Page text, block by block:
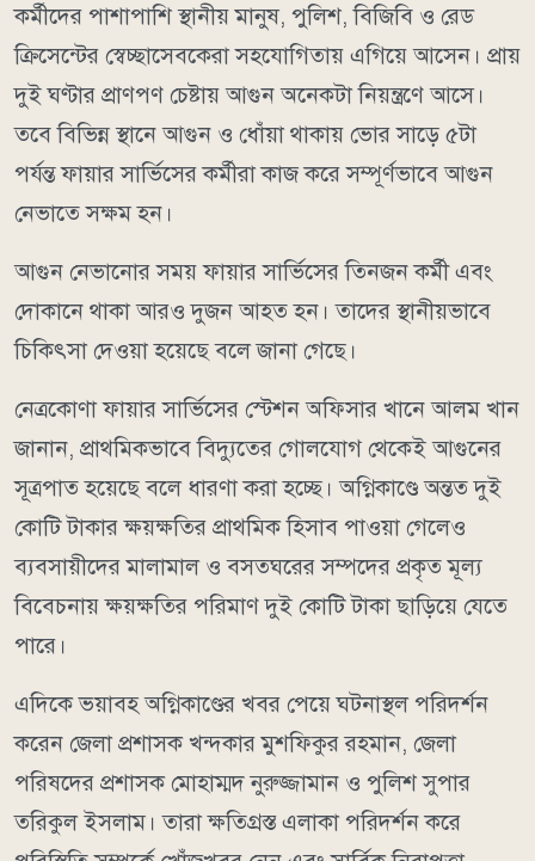
কর্মীদের পাশাপাশি স্থানীয় মানুষ, পুলিশ, বিজিবি ও রেড
ক্রিসেন্টের স্বেচ্ছাসেবকেরা সহযোগিতায় এগিয়ে আসেন। প্রায়
দুই ঘণ্টার প্রাণপণ চেষ্টায় আগুন অনেকটা নিয়ন্ত্রণে আসে।
তবে বিভিন্ন স্থানে আগুন ও ধোঁয়া থাকায় ভোর সাড়ে ৫টা
পর্যন্ত ফায়ার সার্ভিসের কর্মীরা কাজ করে সম্পূর্ণভাবে আগুন
নেভাতে সক্ষম হন।
আগুন নেভানোর সময় ফায়ার সার্ভিসের তিনজন কর্মী এবং
দোকানে থাকা আরও দুজন আহত হন। তাদের স্থানীয়ভাবে
চিকিৎসা দেওয়া হয়েছে বলে জানা গেছে।
নেত্রকোণা ফায়ার সার্ভিসের স্টেশন অফিসার খানে আলম খান
জানান, প্রাথমিকভাবে বিদ্যুতের গোলযোগ থেকেই আগুনের
সূত্রপাত হয়েছে বলে ধারণা করা হচ্ছে। অগ্নিকাণ্ডে অন্তত দুই
কোটি টাকার ক্ষয়ক্ষতির প্রাথমিক হিসাব পাওয়া গেলেও
ব্যবসায়ীদের মালামাল ও বসতঘরের সম্পদের প্রকৃত মূল্য
বিবেচনায় ক্ষয়ক্ষতির পরিমাণ দুই কোটি টাকা ছাড়িয়ে যেতে
পারে।
এদিকে ভয়াবহ অগ্নিকাণ্ডের খবর পেয়ে ঘটনাস্থল পরিদর্শন
করেন জেলা প্রশাসক খন্দকার মুশফিকুর রহমান, জেলা
পরিষদের প্রশাসক মোহাম্মদ নুরুজ্জামান ও পুলিশ সুপার
তরিকুল ইসলাম। তারা ক্ষতিগ্রস্ত এলাকা পরিদর্শন করে